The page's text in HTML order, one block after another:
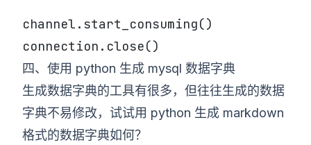
channel.start_consuming()
connection.close()
四、使用 python 生成 mysql 数据字典
生成数据字典的工具有很多，但往往生成的数据
字典不易修改，试试用 python 生成 markdown
格式的数据字典如何？